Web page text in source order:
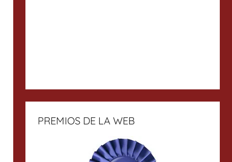
PREMIOS DE LA WEB